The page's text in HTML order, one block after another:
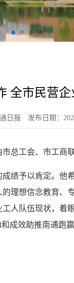
全市民营
日报 发布日期：
总工会、市工商
绩予以肯定。
理想信念教育
人队伍现状，
成效助推南通跑